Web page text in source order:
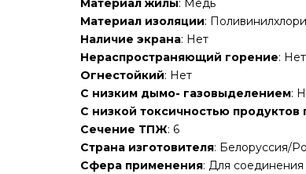
Материал жилы: Медь
Материал изоляции:
Наличие экрана: Нет
Нераспространяющий горение: Нет
Огнестойкий: Нет
С низким дымо- газовыделением:
С низкой токсичностью продуктов
Сечение ТПЖ: 6
Страна изготовителя: Белоруссия/
Сфера применения: Для соединения